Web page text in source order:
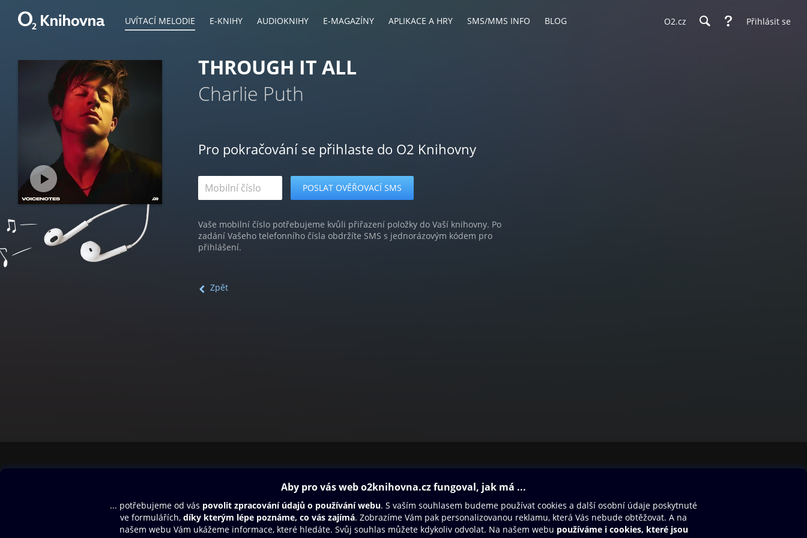
UVÍTACÍ MELODIE E-KNIHY AUDIOKNIHY E-MAGAZÍNY APLIKACE A HRY SMS/MMS INFO BLOG O2.cz Přihlásit se
THROUGH IT ALL
Charlie Puth
Pro pokračování se přihlaste do O2 Knihovny
Vaše mobilní číslo potřebujeme kvůli přiřazení položky do Vaší knihovny. Po
zadání Vašeho telefonního čísla obdržíte SMS s jednorázovým kódem pro
přihlášení.
Zpět
Aplikace a hry
SMS/MMS Info
Blog
Dárkový poukaz
Nápověda
Oneplay Originály
Sport